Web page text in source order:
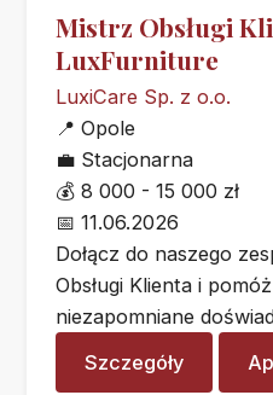
Mistrz Obsługi
LuxFurniture
LuxiCare Sp. z o.o.
📍 Opole
💼 Stacjonarna
💰 8 000 - 15 000 zł
📅 11.06.2026
Dołącz do naszego
Obsługi Klienta i
niezapomniane
Szczegóły